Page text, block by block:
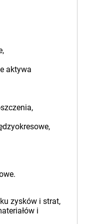
aktywa
zysków i strat,
i